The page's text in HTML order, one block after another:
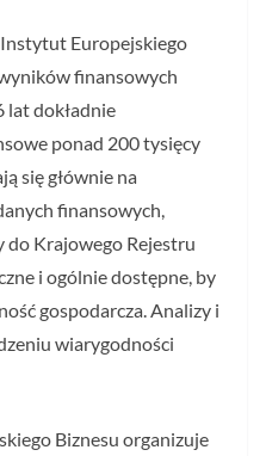
Europejskiego
finansowych
lat dokładnie
ponad 200 tysięcy
się głównie na
finansowych,
do Krajowego Rejestru
i ogólnie dostępne, by
gospodarcza. Analizy i
wiarygodności
Biznesu organizuje